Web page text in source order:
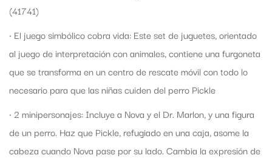
(41741)
• El juego simbólico cobra vida: Este set de juguetes, orientado
al juego de interpretación con animales, contiene una furgoneta
que se transforma en un centro de rescate móvil con todo lo
necesario para que las niñas cuiden del perro Pickle
• 2 minipersonajes: Incluye a Nova y el Dr. Marlon, y una figura
de un perro. Haz que Pickle, refugiado en una caja, asome la
cabeza cuando Nova pase por su lado. Cambia la expresión de